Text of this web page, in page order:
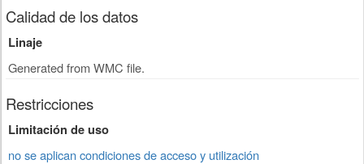
Calidad de los datos
Linaje
Generated from WMC file.
Restricciones
Limitación de uso
no se aplican condiciones de acceso y utilización